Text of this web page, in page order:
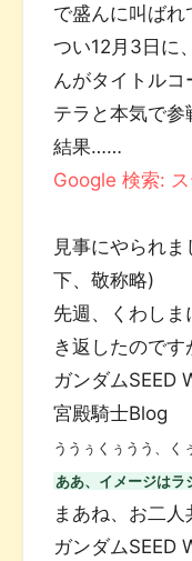
で盛んに叫ばれ
つい12月3日に、
んがタイトル
テラと本気で参
結果……
Google 検索:
見事にやられ
下、敬称略)
先週、くわし
き返したのです
ガンダムSEED
宮殿騎士Blog
ううぅくぅうう、く
ああ、イメージは
まあね、お二人
ガンダムSEED